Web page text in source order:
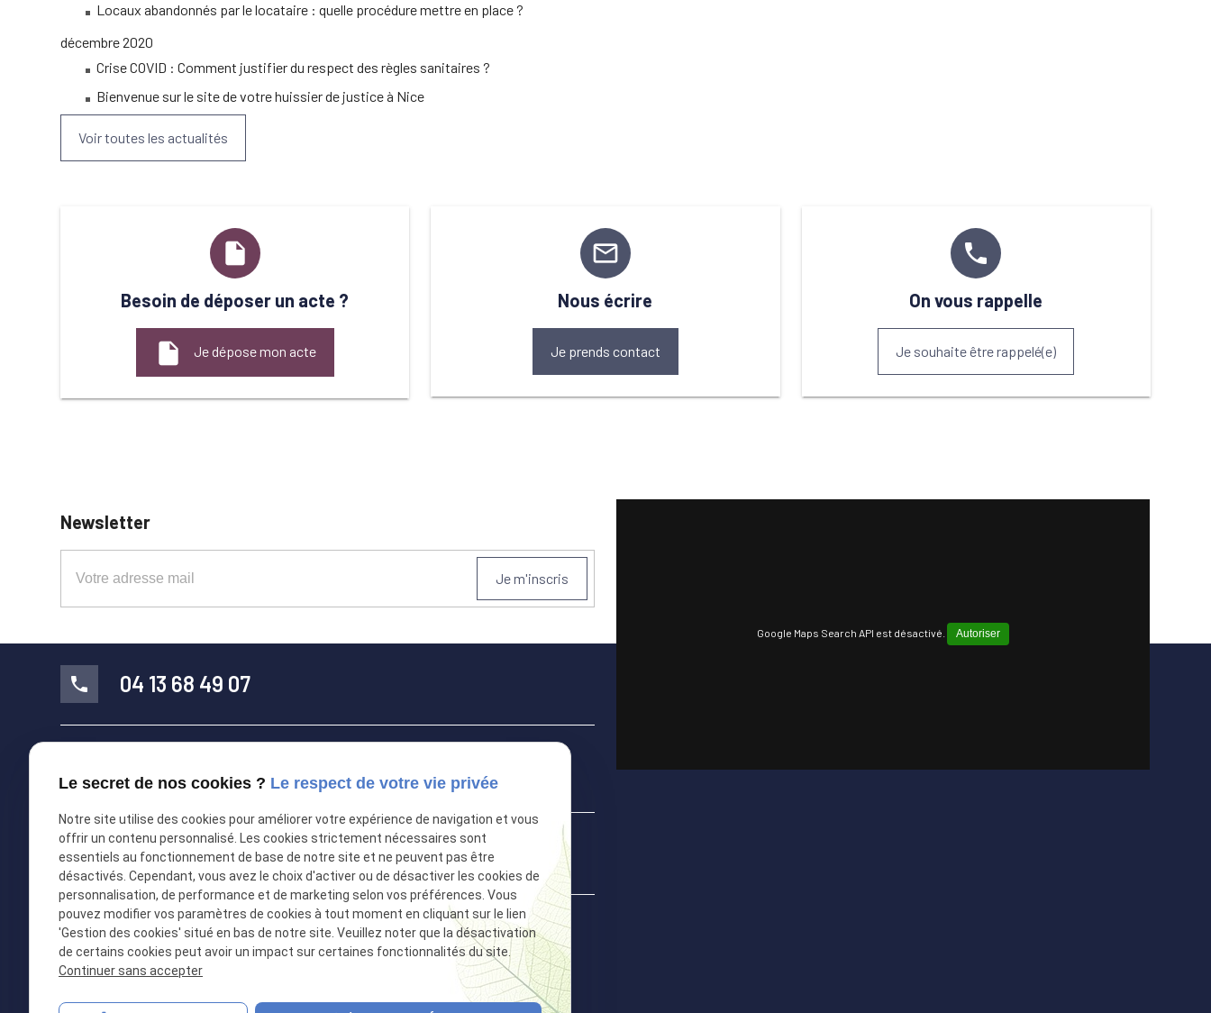
Locaux abandonnés par le locataire : quelle procédure mettre en place ?
décembre 2020
Crise COVID : Comment justifier du respect des règles sanitaires ?
Bienvenue sur le site de votre huissier de justice à Nice
Voir toutes les actualités
insert_drive_file
Besoin de déposer un acte ?
insert_drive_file Je dépose mon acte
mail_outline
Nous écrire
Je prends contact
phone
On vous rappelle
Je souhaite être rappelé(e)
Newsletter
phone 04 13 68 49 07
06000 NICE
mail contact@huissier-06-nice.com
Réseaux sociaux
Google Maps Search API est désactivé. Autoriser
Le secret de nos cookies ? Le respect de votre vie privée
Notre site utilise des cookies pour améliorer votre expérience de navigation et vous
offrir un contenu personnalisé. Les cookies strictement nécessaires sont
essentiels au fonctionnement de base de notre site et ne peuvent pas être
désactivés. Cependant, vous avez le choix d'activer ou de désactiver les cookies de
personnalisation, de performance et de marketing selon vos préférences. Vous
pouvez modifier vos paramètres de cookies à tout moment en cliquant sur le lien
'Gestion des cookies' situé en bas de notre site. Veuillez noter que la désactivation
de certains cookies peut avoir un impact sur certaines fonctionnalités du site.
Continuer sans accepter